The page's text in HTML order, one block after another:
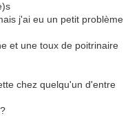
j'ai eu un petit problème
et une toux de poitrinaire
chez quelqu'un d'entre